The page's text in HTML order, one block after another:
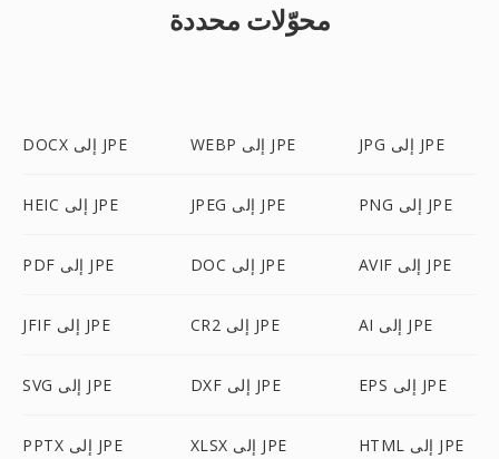
محوّلات محددة
DOCX إلى JPE WEBP إلى JPE JPG إلى JPE
HEIC إلى JPE JPEG إلى JPE PNG إلى JPE
PDF إلى JPE DOC إلى JPE AVIF إلى JPE
JFIF إلى JPE CR2 إلى JPE AI إلى JPE
SVG إلى JPE DXF إلى JPE EPS إلى JPE
PPTX إلى JPE XLSX إلى JPE HTML إلى JPE